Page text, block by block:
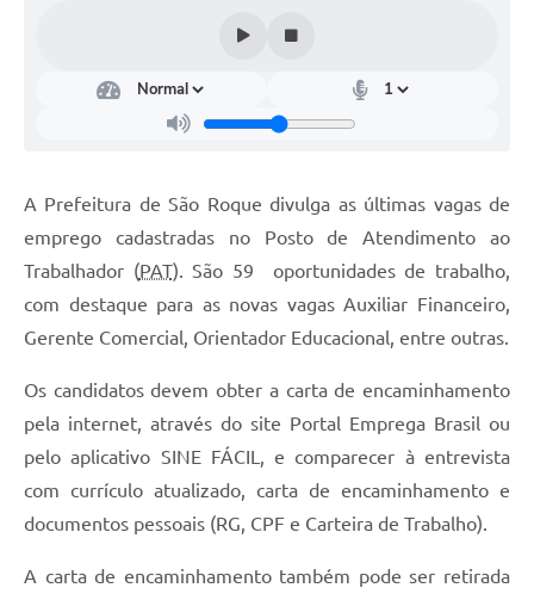
Central de Serviço
Contas Públicas
Creches
Cronograma coleta de lixo e seletiva
Biblioteca
Bancos conveniados e serviços disponíveis
Bolsas de estudo da Escola Cooperativa
Defesa Civil
A Prefeitura de São Roque divulga as últimas vagas de
emprego cadastradas no Posto de Atendimento ao
Trabalhador (PAT). São 59 oportunidades de trabalho,
com destaque para as novas vagas Auxiliar Financeiro,
Gerente Comercial, Orientador Educacional, entre outras.
Os candidatos devem obter a carta de encaminhamento
pela internet, através do site Portal Emprega Brasil ou
pelo aplicativo SINE FÁCIL, e comparecer à entrevista
com currículo atualizado, carta de encaminhamento e
documentos pessoais (RG, CPF e Carteira de Trabalho).
A carta de encaminhamento também pode ser retirada